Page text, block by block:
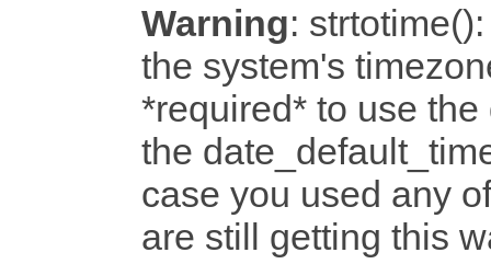
Warning:
the system's
*required* to use
the
case you used any
are still getting this